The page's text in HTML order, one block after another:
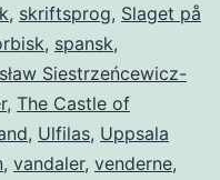
, skriftsprog, Slaget på
, spansk,
Siestrzeńcewicz-
, The Castle of
, Ulfilas, Uppsala
, vandaler, venderne,